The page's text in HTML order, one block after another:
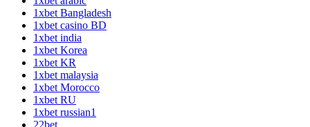
1xbet Bangladesh
1xbet casino BD
1xbet india
1xbet Korea
1xbet KR
1xbet malaysia
1xbet Morocco
1xbet RU
1xbet russian1
22bet